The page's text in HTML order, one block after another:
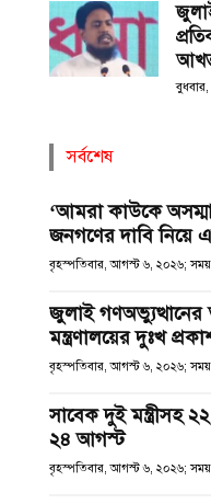
সর্বশেষ
‘আমরা কাউকে
জনগণের দাবি নিয়ে
বৃহস্পতিবার, আগস্ট ৬, ২০২৬;
জুলাই গণঅভ্যুত্থানের
মন্ত্রণালয়ের দুঃখ
বৃহস্পতিবার, আগস্ট ৬, ২০২৬;
সাবেক দুই মন্ত্রীসহ
২৪ আগস্ট
বৃহস্পতিবার, আগস্ট ৬, ২০২৬;